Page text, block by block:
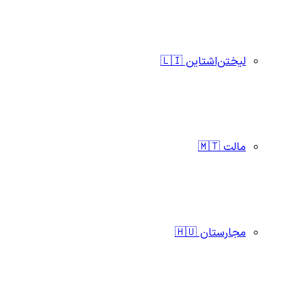
لیختن‌اشتاین 🇱🇮
مالت 🇲🇹
مجارستان 🇭🇺